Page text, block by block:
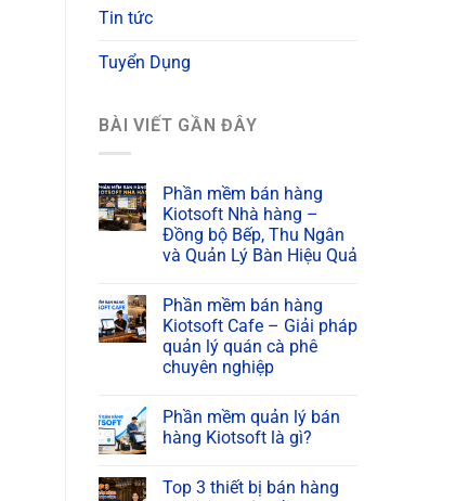
Tin tức
Tuyển Dụng
BÀI VIẾT GẦN ĐÂY
Phần mềm bán hàng
Kiotsoft Nhà hàng –
Đồng bộ Bếp, Thu Ngân
và Quản Lý Bàn Hiệu Quả
Phần mềm bán hàng
Kiotsoft Cafe – Giải pháp
quản lý quán cà phê
chuyên nghiệp
Phần mềm quản lý bán
hàng Kiotsoft là gì?
Top 3 thiết bị bán hàng